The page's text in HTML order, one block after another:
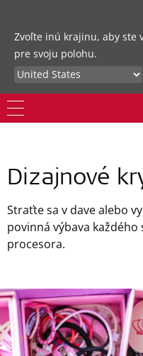
Zvoľte inú krajinu, aby ste
pre svoju polohu.
Dizajnové
Straťte sa v dave alebo
povinná výbava
procesora.